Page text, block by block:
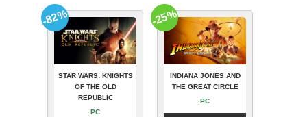
STAR WARS: KNIGHTS
OF THE OLD
REPUBLIC
PC
-82%
INDIANA JONES AND
THE GREAT CIRCLE
PC
-25%